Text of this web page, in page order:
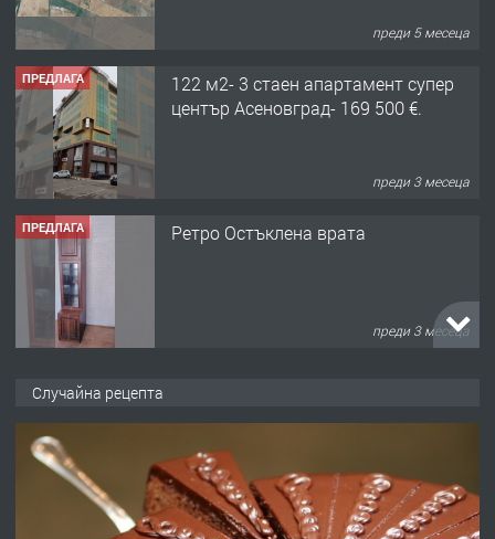
преди 5 месеца
ПРЕДЛАГА
122 м2- 3 стаен апартамент супер
център Асеновград- 169 500 €.
преди 3 месеца
ПРЕДЛАГА Ретро Остъклена врата
преди 3 месеца
преди 10 месеца
Професионална броячна машина -
Случайна рецепта